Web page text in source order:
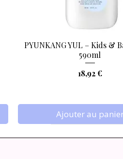
Aperçu rapide
PYUNKANG YUL – Kids &
590ml
Prix
18,92 €
Ajouter au